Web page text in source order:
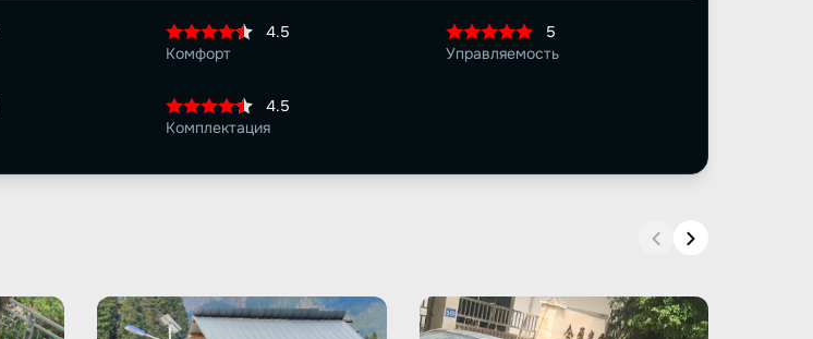
4.5
Комфорт
5
Управляемость
4.5
Комплектация